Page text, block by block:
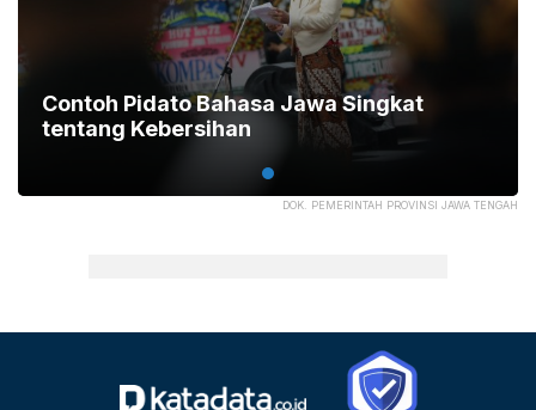
DOK. PEMERINTAH PROVINSI JAWA TENGAH
Contoh Pidato Bahasa Jawa Singkat
tentang Kebersihan